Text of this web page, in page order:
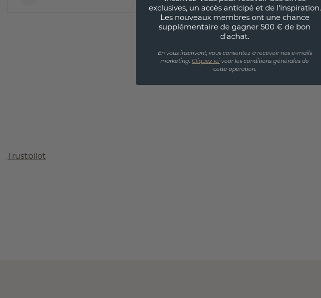
Trustpilot
exclusives, un accès anticipé et de l'inspiration.
Les nouveaux membres ont une chance
supplémentaire de gagner 500 € de bon
d'achat.
En vous inscrivant, vous consentez à recevoir nos e-mails
marketing. Cliquez ici voor les conditions générales de
cette opération.